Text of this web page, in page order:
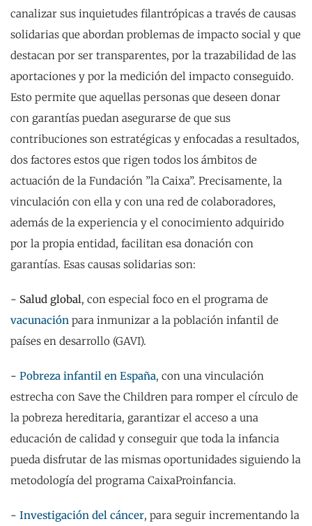
canalizar sus inquietudes filantrópicas a través de causas
solidarias que abordan problemas de impacto social y que
destacan por ser transparentes, por la trazabilidad de las
aportaciones y por la medición del impacto conseguido.
Esto permite que aquellas personas que deseen donar
con garantías puedan asegurarse de que sus
contribuciones son estratégicas y enfocadas a resultados,
dos factores estos que rigen todos los ámbitos de
actuación de la Fundación ”la Caixa”. Precisamente, la
vinculación con ella y con una red de colaboradores,
además de la experiencia y el conocimiento adquirido
por la propia entidad, facilitan esa donación con
garantías. Esas causas solidarias son:
- Salud global, con especial foco en el programa de
vacunación para inmunizar a la población infantil de
países en desarrollo (GAVI).
- Pobreza infantil en España, con una vinculación
estrecha con Save the Children para romper el círculo de
la pobreza hereditaria, garantizar el acceso a una
educación de calidad y conseguir que toda la infancia
pueda disfrutar de las mismas oportunidades siguiendo la
metodología del programa CaixaProinfancia.
- Investigación del cáncer, para seguir incrementando la